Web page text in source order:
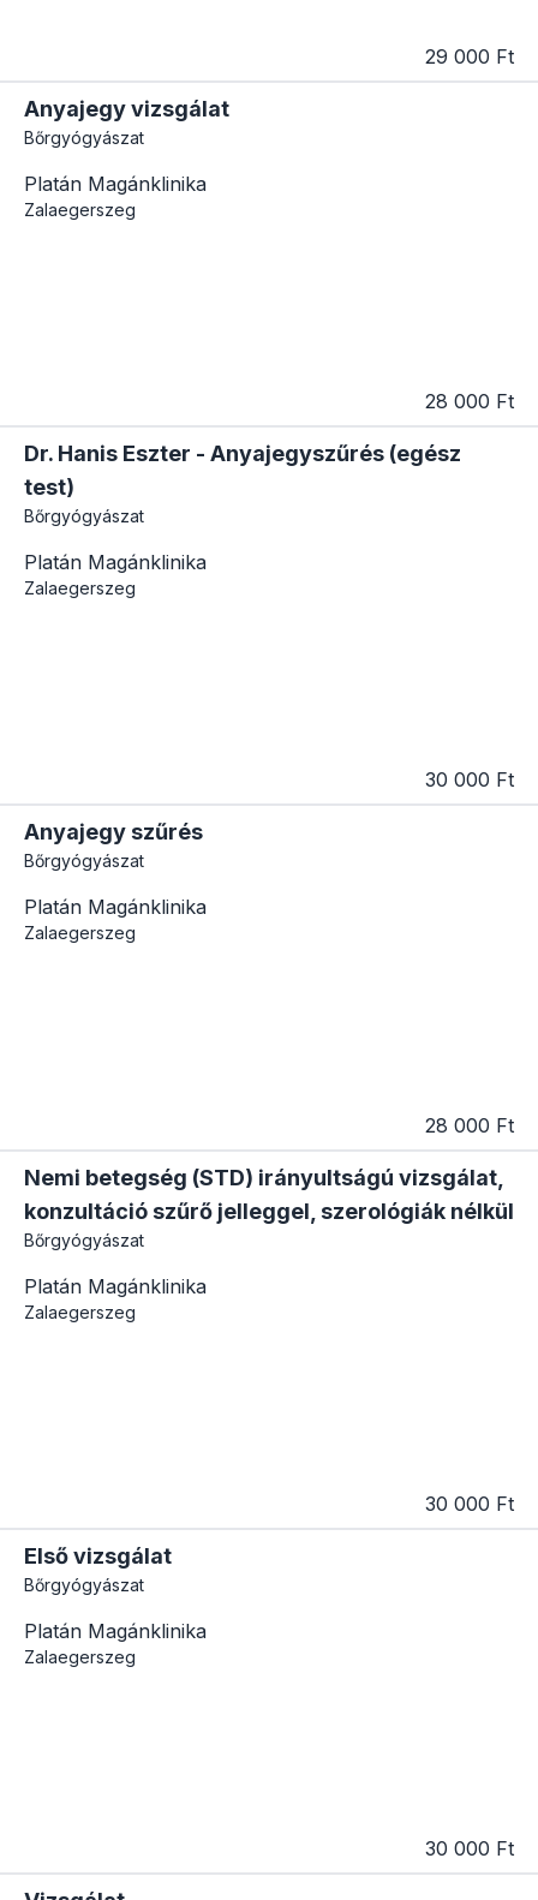
29 000 Ft
Anyajegy vizsgálat
Bőrgyógyászat
Platán Magánklinika
Zalaegerszeg
28 000 Ft
Dr. Hanis Eszter - Anyajegyszűrés (egész
test)
Bőrgyógyászat
Platán Magánklinika
Zalaegerszeg
30 000 Ft
Anyajegy szűrés
Bőrgyógyászat
Platán Magánklinika
Zalaegerszeg
28 000 Ft
Nemi betegség (STD) irányultságú vizsgálat,
konzultáció szűrő jelleggel, szerológiák nélkül
Bőrgyógyászat
Platán Magánklinika
Zalaegerszeg
30 000 Ft
Első vizsgálat
Bőrgyógyászat
Platán Magánklinika
Zalaegerszeg
30 000 Ft